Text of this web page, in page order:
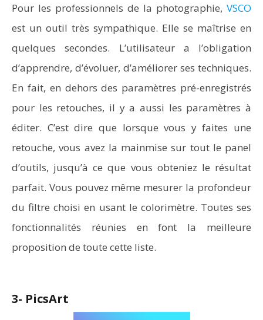
Pour les professionnels de la photographie, VSCO
est un outil très sympathique. Elle se maîtrise en
quelques secondes. L’utilisateur a l’obligation
d’apprendre, d’évoluer, d’améliorer ses techniques.
En fait, en dehors des paramètres pré-enregistrés
pour les retouches, il y a aussi les paramètres à
éditer. C’est dire que lorsque vous y faites une
retouche, vous avez la mainmise sur tout le panel
d’outils, jusqu’à ce que vous obteniez le résultat
parfait. Vous pouvez même mesurer la profondeur
du filtre choisi en usant le colorimètre. Toutes ses
fonctionnalités réunies en font la meilleure
proposition de toute cette liste.
3- PicsArt